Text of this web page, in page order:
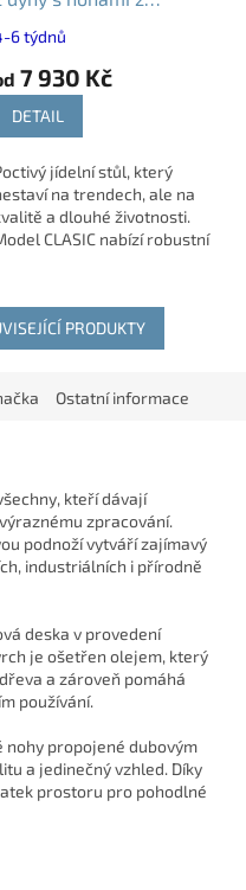
6 týdnů
7 930 Kč
DETAIL
jídelní stůl, který
na trendech, ale na
a dlouhé životnosti.
CLASIC nabízí robustní
PRODUKTY
Ostatní informace
kteří dávají
zpracování.
podnoží vytváří zajímavý
industriálních i přírodně
deska v provedení
je ošetřen olejem, který
a zároveň pomáhá
používání.
nohy propojené dubovým
a jedinečný vzhled. Díky
prostoru pro pohodlné